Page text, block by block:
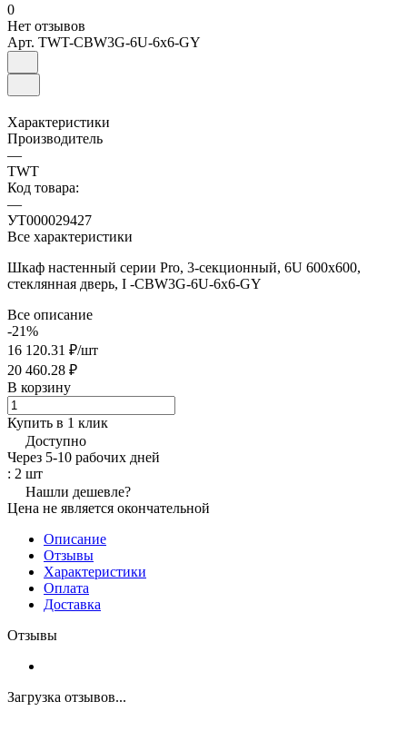
0
Нет отзывов
Арт. TWT-CBW3G-6U-6x6-GY
Характеристики
Производитель
—
TWT
Код товара:
—
УТ000029427
Все характеристики
Шкаф настенный серии Pro, 3-секционный, 6U 600x600,
стеклянная дверь, I -CBW3G-6U-6x6-GY
Все описание
-21%
16 120.31 ₽/шт
20 460.28 ₽
В корзину
Купить в 1 клик
Доступно
Через 5-10 рабочих дней
: 2 шт
Нашли дешевле?
Цена не является окончательной
Описание
Отзывы
Характеристики
Оплата
Доставка
Отзывы
Загрузка отзывов...